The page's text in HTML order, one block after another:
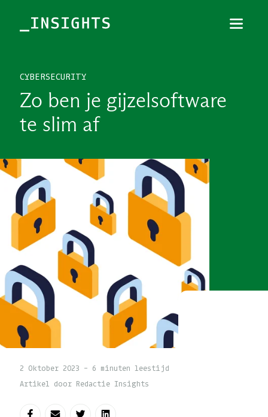
CYBERSECURITY
Zo ben je gijzelsoftware
te slim af
2 Oktober 2023 - 6 minuten leestijd
Artikel door Redactie Insights
TOPICS
THEMES
NIEUWSBRIEF